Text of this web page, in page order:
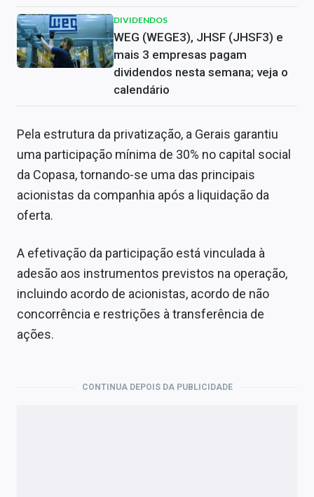
DIVIDENDOS
WEG (WEGE3), JHSF (JHSF3) e
mais 3 empresas pagam
dividendos nesta semana; veja o
calendário
Pela estrutura da privatização, a Gerais garantiu
uma participação mínima de 30% no capital social
da Copasa, tornando-se uma das principais
acionistas da companhia após a liquidação da
oferta.
A efetivação da participação está vinculada à
adesão aos instrumentos previstos na operação,
incluindo acordo de acionistas, acordo de não
concorrência e restrições à transferência de
ações.
CONTINUA DEPOIS DA PUBLICIDADE